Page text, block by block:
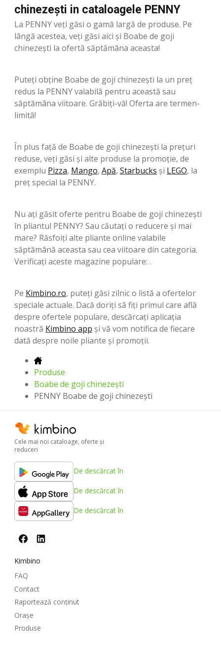
chinezești in cataloagele PENNY
La PENNY veți găsi o gamă largă de produse. Pe
lângă acestea, veți găsi aici și Boabe de goji
chinezești la ofertă săptămâna aceasta!
Puteți obține Boabe de goji chinezești la un preț
redus la PENNY valabilă pentru această sau
săptămâna viitoare. Grăbiți-vă! Oferta are termen-
limită!
În plus față de Boabe de goji chinezești la prețuri
reduse, veți găsi și alte produse la promoție, de
exemplu Pizza, Mango, Apă, Starbucks şi LEGO, la
preț special la PENNY.
Nu ați găsit oferte pentru Boabe de goji chinezești
în pliantul PENNY? Sau căutați o reducere și mai
mare? Răsfoiți alte pliante online valabile
săptămână aceasta sau cea viitoare din categoria.
Verificați aceste magazine populare: .
Pe Kimbino.ro, puteți găsi zilnic o listă a ofertelor
speciale actuale. Dacă doriți să fiți primul care află
despre ofertele populare, descărcați aplicația
noastră Kimbino app și vă vom notifica de fiecare
dată despre noile pliante și promoții.
Produse
Boabe de goji chinezești
PENNY Boabe de goji chinezești
Cele mai noi cataloage, oferte şi
reduceri
De descărcat în
De descărcat în
De descărcat în
Kimbino
FAQ
Contact
Raportează conținut
Oraşe
Produse